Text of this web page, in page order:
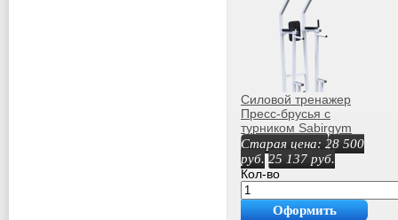
Силовой тренажер
Пресс-брусья с
турником Sabirgym
SGL061 спорт
доставка
Старая цена: 28 500
руб. 25 137 руб.
Кол-во
Оформить